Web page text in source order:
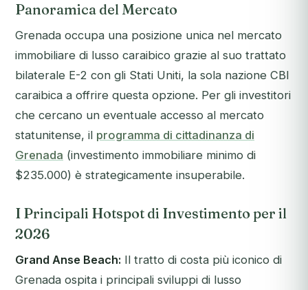
Panoramica del Mercato
Grenada occupa una posizione unica nel mercato
immobiliare di lusso caraibico grazie al suo trattato
bilaterale E-2 con gli Stati Uniti, la sola nazione CBI
caraibica a offrire questa opzione. Per gli investitori
che cercano un eventuale accesso al mercato
statunitense, il programma di cittadinanza di
Grenada (investimento immobiliare minimo di
$235.000) è strategicamente insuperabile.
I Principali Hotspot di Investimento per il
2026
Grand Anse Beach: Il tratto di costa più iconico di
Grenada ospita i principali sviluppi di lusso